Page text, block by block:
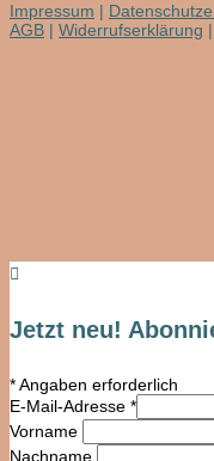
Impressum |
AGB | Widerrufserklärung |

Jetzt neu!
*Angaben erforderlich
E-Mail-Adresse *
Vorname
Nachname